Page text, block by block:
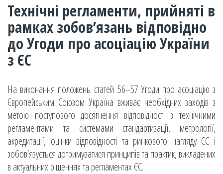
Технічні регламенти, прийняті в
рамках зобов’язань відповідно
до Угоди про асоціацію України
з ЄС
На виконання положень статей 56–57 Угоди про асоціацію з
Європейським Союзом Україна вживає необхідних заходів з
метою поступового досягнення відповідності з технічними
регламентами та системами стандартизації, метрології,
акредитації, оцінки відповідності та ринкового нагляду ЄС і
зобов’язується дотримуватися принципів та практик, викладених
в актуальних рішеннях та регламентах ЄС.